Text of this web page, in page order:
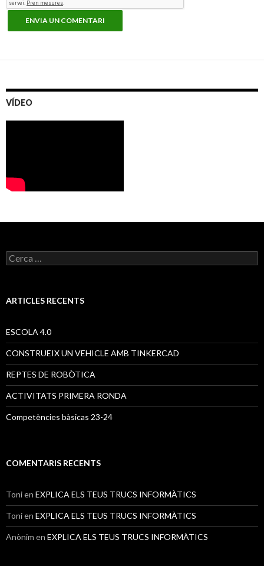
VÍDEO
C
e
a
ARTICLES RECENTS
ESCOLA 4.0
CONSTRUEIX UN VEHICLE AMB TINKERCAD
REPTES DE ROBÒTICA
ACTIVITATS PRIMERA RONDA
Competències bàsicas 23-24
COMENTARIS RECENTS
Tonien EXPLICA ELS TEUS TRUCS INFORMÀTICS
Tonien EXPLICA ELS TEUS TRUCS INFORMÀTICS
Anònim en EXPLICA ELS TEUS TRUCS INFORMÀTICS